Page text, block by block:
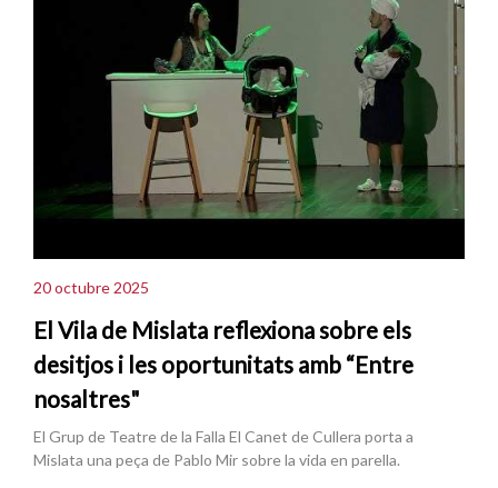
20 octubre 2025
El Vila de Mislata reflexiona sobre els
desitjos i les oportunitats amb “Entre
nosaltres"
El Grup de Teatre de la Falla El Canet de Cullera porta a
Mislata una peça de Pablo Mir sobre la vida en parella.